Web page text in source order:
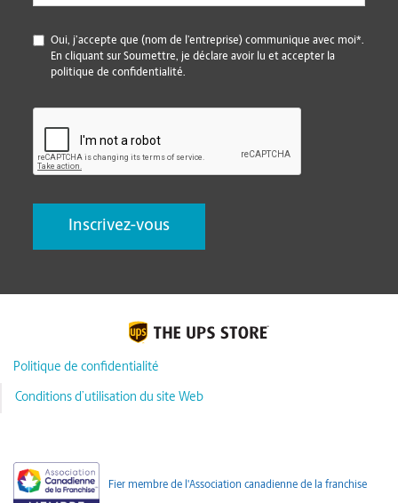
*
Oui, j’accepte que (nom de l’entreprise) communique avec moi*.
En cliquant sur Soumettre, je déclare avoir lu et accepter la
politique de confidentialité.
Politique de confidentialité
Conditions d’utilisation du site Web
Fier membre de l'Association canadienne de la franchise